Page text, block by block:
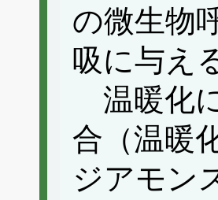
の微生物
吸に与え
温暖化
合（温暖
ジアモン